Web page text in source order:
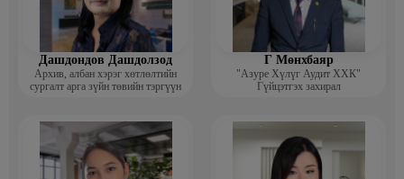
Дашдондов Дашдолзод
Архив, албан хэрэг хөтлөлтийн
сургалт арга зүйн төвийн тэргүүн
Г Мөнхбаяр
"Азуре Хүлүг Аудит ХХК"
Гүйцэтгэх захирал